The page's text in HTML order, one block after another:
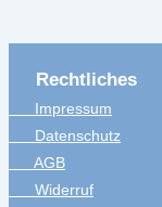
Rechtliches
Impressum
Datenschutz
AGB
Widerruf